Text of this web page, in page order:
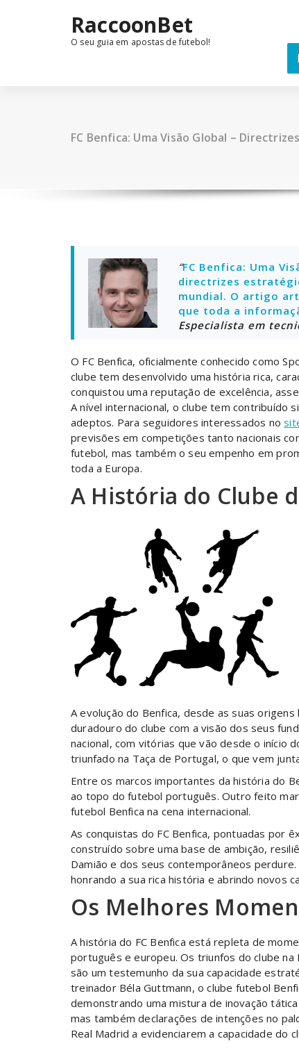
RaccoonBet
O seu guia em apostas de futebol!
FC Benfica: Uma Visão Global –
“FC Benfica: Uma
directrizes
mundial. O artigo
que toda a
Especialista em
O FC Benfica, oficialmente conhecido como
clube tem desenvolvido uma história rica,
conquistou uma reputação de excelência,
A nível internacional, o clube tem contribuído
adeptos. Para seguidores interessados no
previsões em competições tanto nacionais
futebol, mas também o seu empenho em
toda a Europa.
A História do Clube
A evolução do Benfica, desde as suas
duradouro do clube com a visão dos seus
nacional, com vitórias que vão desde o início
triunfado na Taça de Portugal, o que vem
Entre os marcos importantes da história do
ao topo do futebol português. Outro feito
futebol Benfica na cena internacional.
As conquistas do FC Benfica, pontuadas por
construído sobre uma base de ambição,
Damião e dos seus contemporâneos
honrando a sua rica história e abrindo novos
Os Melhores
A história do FC Benfica está repleta de
português e europeu. Os triunfos do clube na
são um testemunho da sua capacidade
treinador Béla Guttmann, o clube futebol
demonstrando uma mistura de inovação
mas também declarações de intenções no
Real Madrid a evidenciarem a capacidade do